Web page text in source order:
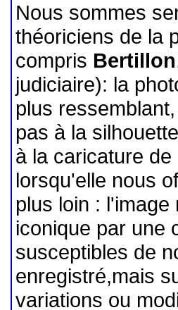
Nous sommes
théoriciens de la
compris Bertillon
judiciaire): la
plus
pas à la
à la caricature
lorsqu'elle nous
plus loin :
iconique par une
susceptibles de
enregistré,mais
variations ou